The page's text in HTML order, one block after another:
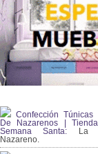
Confección Túnicas
De Nazarenos |
Semana Santa: La
Nazareno.